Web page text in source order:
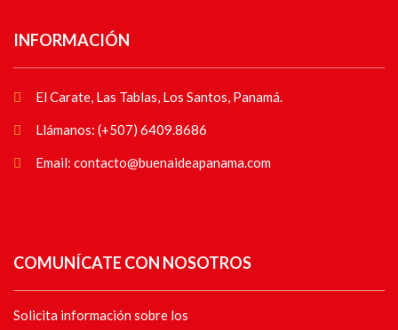
INFORMACIÓN
El Carate, Las Tablas, Los Santos, Panamá.
Llámanos: (+507) 6409.8686
Email: contacto@buenaideapanama.com
COMUNÍCATE CON NOSOTROS
Solicita información sobre los